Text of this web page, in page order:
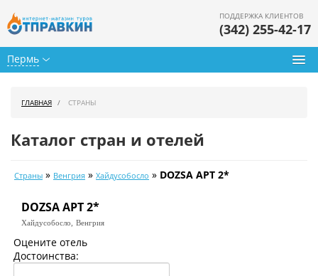
Пермь
ПОДДЕРЖКА КЛИЕНТОВ
(342) 255-42-17
Календарь туров
Цены дня
Страны
ГЛАВНАЯ СТРАНЫ
Каталог стран и отелей
Страны » Венгрия » Хайдусобосло » DOZSA APT 2*
DOZSA APT 2*
Хайдусобосло, Венгрия
Оцените отель
Достоинства: